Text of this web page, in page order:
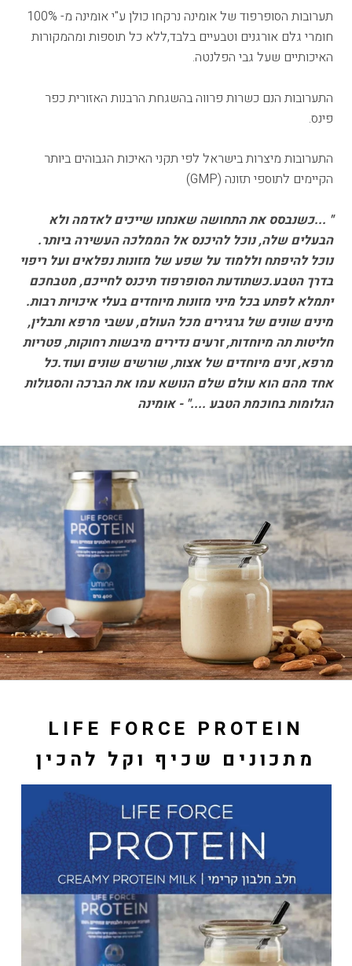
תערובות הסופרפוד של אומינה נרקחו כולן ע"י אומינה מ- 100%
חומרי גלם אורגנים וטבעיים בלבד,ללא כל תוספות ומהמקורות
האיכותיים שעל גבי הפלנטה.
התערובות הנם כשרות פרווה בהשגחת הרבנות האזורית כפר
פינס.
התערובות מיצרות בישראל לפי תקני האיכות הגבוהים ביותר
הקיימים לתוספי תזונה (GMP)
" ...כשנבסס את התחושה שאנחנו שייכים לאדמה ולא
הבעלים שלה, נוכל להיכנס אל הממלכה העשירה ביותר.
נוכל להיפתח וללמוד על שפע של מזונות נפלאים ועל ריפוי
בדרך הטבע.כשתודעת הסופרפוד תיכנס לחייכם, מטבחכם
יתמלא לפתע בכל מיני מזונות מיוחדים בעלי איכויות רבות.
מינים שונים של גרגירים מכל העולם, עשבי מרפא ותבלין,
חליטות תה מיוחדות, זרעים נדירים מיבשות רחוקות, פטריות
מרפא, זנים מיוחדים של אצות, שורשים שונים ועוד.כל
אחד מהם הוא עולם שלם הנושא עמו את הברכה והסגולות
הגלומות בחוכמת הטבע ...." - אומינה
LIFE FORCE PROTEIN
מתכונים שכיף וקל להכין
עם תערובת